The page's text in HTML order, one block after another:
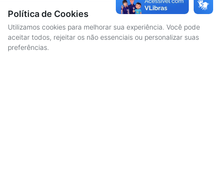
acesso público.
Política de Cookies
Utilizamos cookies para melhorar sua experiência. Você pode
aceitar todos, rejeitar os não essenciais ou personalizar suas
preferências.